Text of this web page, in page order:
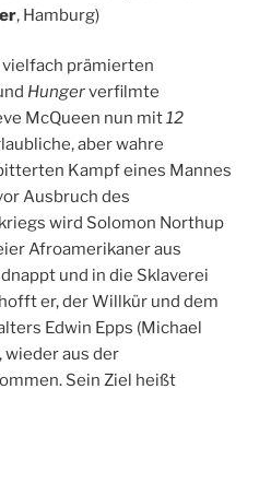
, Hamburg)
prämierten
Hungerverfilmte
McQueen nun mit12
aber wahre
Kampf eines Mannes
Ausbruch des
wird Solomon Northup
Afroamerikaner aus
und in die Sklaverei
er, der Willkür und dem
Edwin Epps (Michael
wieder aus der
Sein Ziel heißt